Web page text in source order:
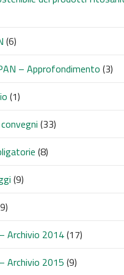
(6)
– Approfondimento (3)
(1)
(33)
(8)
(9)
Archivio 2014(17)
Archivio 2015 (9)